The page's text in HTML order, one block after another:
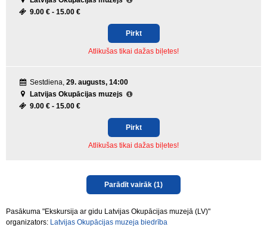
9.00 € - 15.00 €
Pirkt
Atlikušas tikai dažas biļetes!
Sestdiena, 29. augusts, 14:00
Latvijas Okupācijas muzejs
9.00 € - 15.00 €
Pirkt
Atlikušas tikai dažas biļetes!
Parādīt vairāk (1)
Pasākuma "Ekskursija ar gidu Latvijas Okupācijas muzejā (LV)"
organizators: Latvijas Okupācijas muzeja biedrība